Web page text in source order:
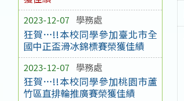
2023-12-07 學務處
狂賀…!!本校同學參加臺北市全
國中正盃滑冰錦標賽榮獲佳績
2023-12-07 學務處
狂賀…!!本校同學參加桃園市蘆
竹區直排輪推廣賽榮獲佳績